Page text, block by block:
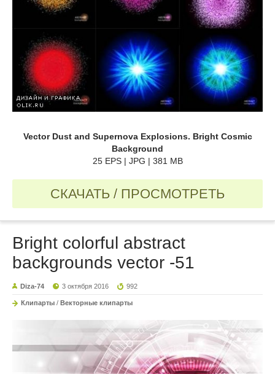
Vector Dust and Supernova Explosions. Bright Cosmic
Background
25 EPS | JPG | 381 MB
СКАЧАТЬ / ПРОСМОТРЕТЬ
Bright colorful abstract
backgrounds vector -51
Diza-74 3 октября 2016 992
Клипарты / Векторные клипарты